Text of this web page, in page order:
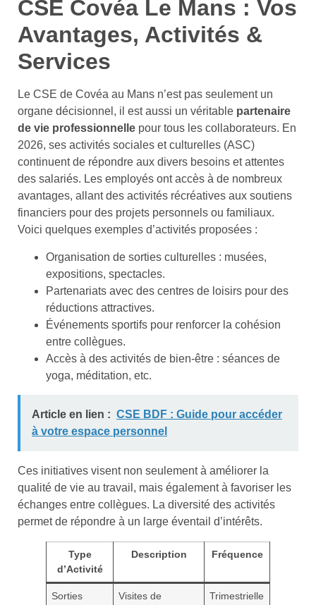
CSE Covéa Le Mans : Vos
Avantages, Activités &
Services
Le CSE de Covéa au Mans n’est pas seulement un
organe décisionnel, il est aussi un véritable partenaire
de vie professionnelle pour tous les collaborateurs. En
2026, ses activités sociales et culturelles (ASC)
continuent de répondre aux divers besoins et attentes
des salariés. Les employés ont accès à de nombreux
avantages, allant des activités récréatives aux soutiens
financiers pour des projets personnels ou familiaux.
Voici quelques exemples d’activités proposées :
Organisation de sorties culturelles : musées,
expositions, spectacles.
Partenariats avec des centres de loisirs pour des
réductions attractives.
Événements sportifs pour renforcer la cohésion
entre collègues.
Accès à des activités de bien-être : séances de
yoga, méditation, etc.
Article en lien : CSE BDF : Guide pour accéder
à votre espace personnel
Ces initiatives visent non seulement à améliorer la
qualité de vie au travail, mais également à favoriser les
échanges entre collègues. La diversité des activités
permet de répondre à un large éventail d’intérêts.
Type
d’Activité
Description Fréquence
Sorties
Visites de
Trimestrielle